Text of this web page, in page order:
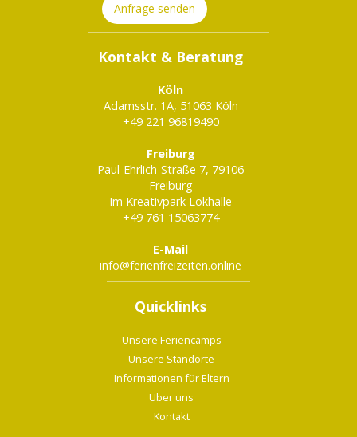
Anfrage senden
Kontakt & Beratung
Köln
Adamsstr. 1A, 51063 Köln
+49 221 96819490
Freiburg
Paul-Ehrlich-Straße 7, 79106
Freiburg
Im Kreativpark Lokhalle
+49 761 15063774
E-Mail
info@ferienfreizeiten.online
Quicklinks
Unsere Feriencamps
Unsere Standorte
Informationen für Eltern
Über uns
Kontakt